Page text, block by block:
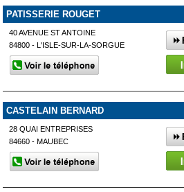
PATISSERIE ROUGET
40 AVENUE ST ANTOINE
84800 - L'ISLE-SUR-LA-SORGUE
CASTELAIN BERNARD
28 QUAI ENTREPRISES
84660 - MAUBEC